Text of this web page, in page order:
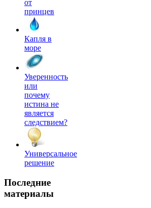
от
принцев
Капля в
море
Уверенность
или
почему
истина не
является
следствием?
Универсальное
решение
Последние
материалы